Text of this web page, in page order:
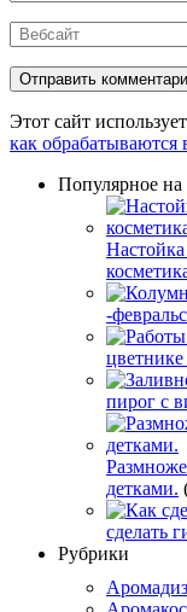
*
Вебсайт
Этот сайт
как
Популярное на
-
пирог с
детками.
сделать
Рубрики